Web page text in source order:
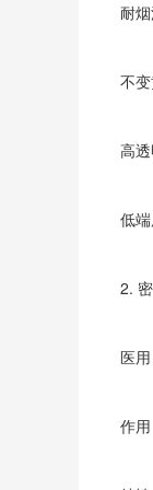
耐
不
高
低
2.
医
作